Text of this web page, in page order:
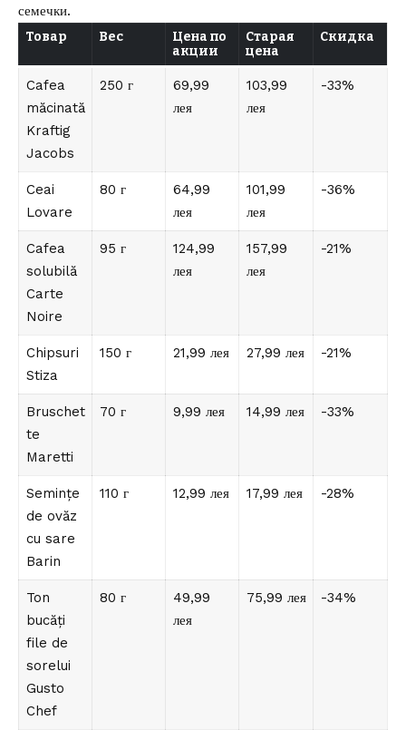
семечки.
Товар Вес
Цена по
акции
Старая
цена
Скидка
Cafea
măcinată
Kraftig
Jacobs
250 г
69,99
лея
103,99
лея
-33%
Ceai
Lovare
80 г
64,99
лея
101,99
лея
-36%
Cafea
solubilă
Carte
Noire
95 г
124,99
лея
157,99
лея
-21%
Chipsuri
Stiza
150 г 21,99 лея 27,99 лея -21%
Bruschet
te
Maretti
70 г 9,99 лея 14,99 лея -33%
Semințe
de ovăz
cu sare
Barin
110 г 12,99 лея 17,99 лея -28%
Ton
bucăți
file de
sorelui
Gusto
Chef
80 г
49,99
лея
75,99 лея -34%